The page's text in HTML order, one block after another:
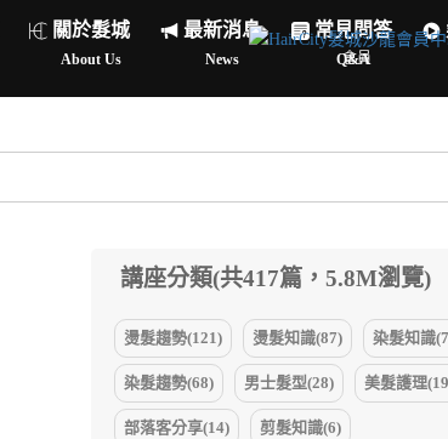
關於髮城
About Us
最新消息
News
常見問答
Q&A
會員
講座分類(共417篇，5.8M瀏覽)
燙髮趨勢(121) 燙髮知識(87) 染髮知識
染髮趨勢(68) 男士髮型(28) 美髮護理
部落客分享(14) 剪髮知識(6)